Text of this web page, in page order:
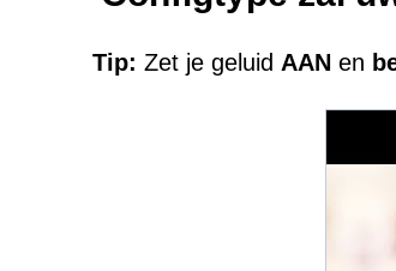
Tip: Zet je geluid AAN en